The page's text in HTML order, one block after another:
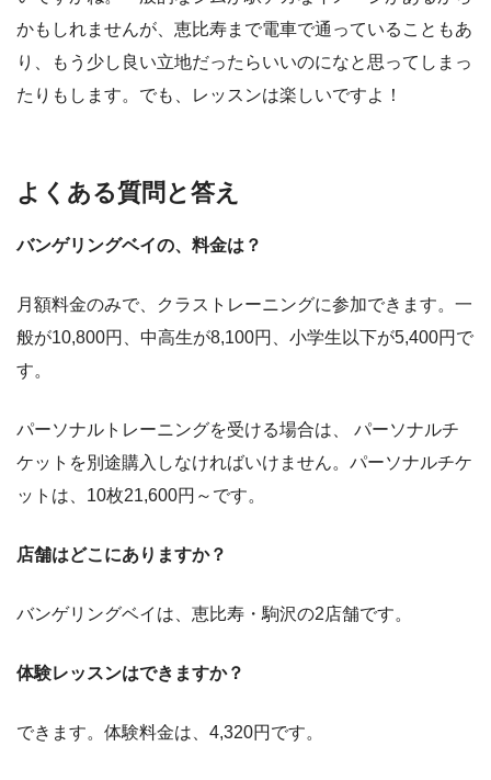
かもしれませんが、恵比寿まで電車で通っていることもあ
り、もう少し良い立地だったらいいのになと思ってしまっ
たりもします。でも、レッスンは楽しいですよ！
よくある質問と答え
バンゲリングベイの、料金は？
月額料金のみで、クラストレーニングに参加できます。一
般が10,800円、中高生が8,100円、小学生以下が5,400円で
す。
パーソナルトレーニングを受ける場合は、 パーソナルチ
ケットを別途購入しなければいけません。パーソナルチケ
ットは、10枚21,600円～です。
店舗はどこにありますか？
バンゲリングベイは、恵比寿・駒沢の2店舗です。
体験レッスンはできますか？
できます。体験料金は、4,320円です。